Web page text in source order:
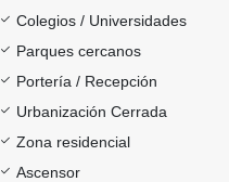
Colegios / Universidades
Parques cercanos
Portería / Recepción
Urbanización Cerrada
Zona residencial
Ascensor